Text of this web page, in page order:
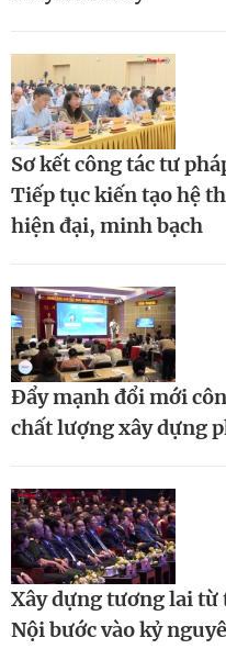
Sơ kết công tác tư
Tiếp tục kiến tạo hệ
hiện đại, minh bạch
Đẩy mạnh đổi mới
chất lượng xây dựng
Xây dựng tương lai
Nội bước vào kỷ